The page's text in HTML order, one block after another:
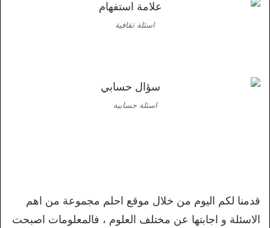
اسئلة ثقافية
اسئلة حسابية
قدمنا لكم اليوم من خلال موقع احلم مجموعة من اهم
الاسئلة و اجابتها عن مختلف العلوم ، فالمعلومات اصبحت